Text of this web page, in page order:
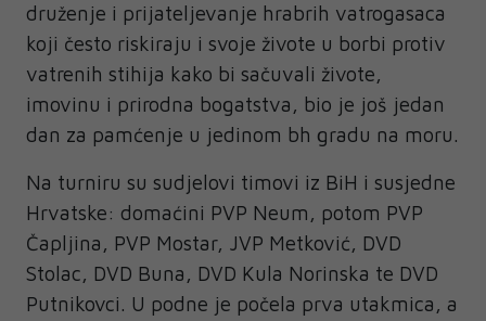
druženje i prijateljevanje hrabrih vatrogasaca
koji često riskiraju i svoje živote u borbi protiv
vatrenih stihija kako bi sačuvali živote,
imovinu i prirodna bogatstva, bio je još jedan
dan za pamćenje u jedinom bh gradu na moru.
Na turniru su sudjelovi timovi iz BiH i susjedne
Hrvatske: domaćini PVP Neum, potom PVP
Čapljina, PVP Mostar, JVP Metković, DVD
Stolac, DVD Buna, DVD Kula Norinska te DVD
Putnikovci. U podne je počela prva utakmica, a